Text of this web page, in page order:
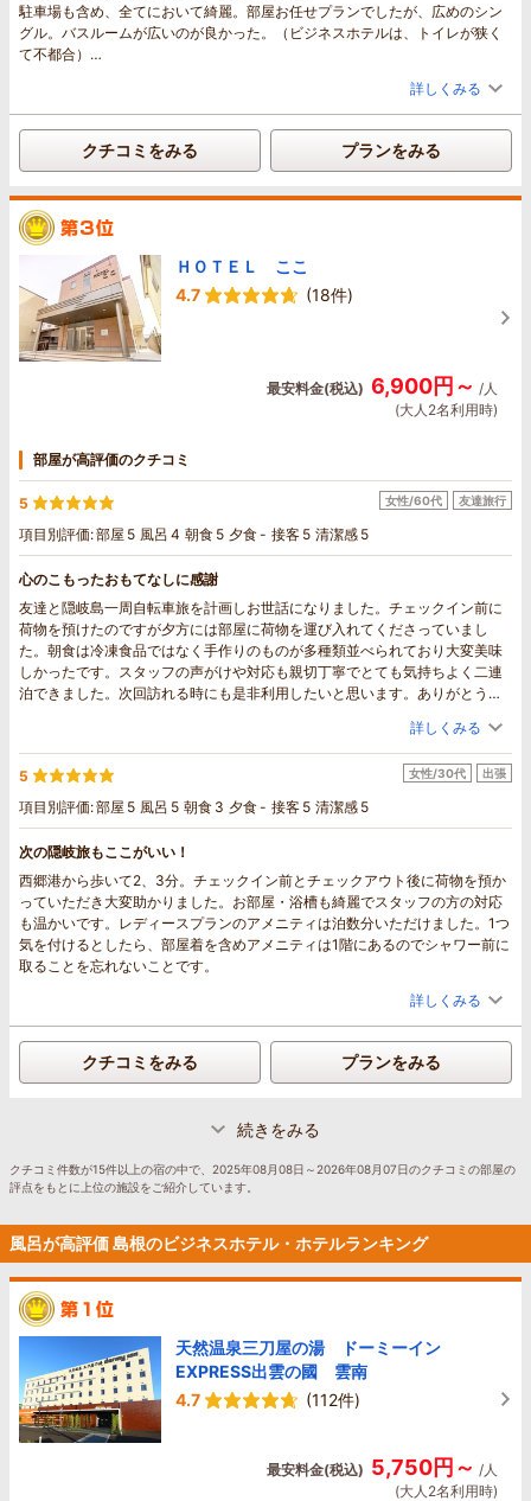
駐車場も含め、全てにおいて綺麗。部屋お任せプランでしたが、広めのシン
グル。バスルームが広いのが良かった。（ビジネスホテルは、トイレが狭く
て不都合）
のいくものでした。この料金でこの内容は文句無しです。フロントスタッフ
（若い男性でした）の対応もテキパキと良かったです。
詳しくみる
クチコミをみる プランをみる
ＨＯＴＥＬ ここ
4.7
(18件)
最安料金(税込) 6,900円～ /人
(大人2名利用時)
部屋が高評価のクチコミ
5
項目別評価:部屋 5 風呂 4 朝食 5 夕食- 接客 5 清潔感 5
女性/60代 友達旅行
心のこもったおもてなしに感謝
友達と隠岐島一周自転車旅を計画しお世話になりました。チェックイン前に
荷物を預けたのですが夕方には部屋に荷物を運び入れてくださっていまし
た。朝食は冷凍食品ではなく手作りのものが多種類並べられており大変美味
しかったです。スタッフの声がけや対応も親切丁寧でとても気持ちよく二連
泊できました。次回訪れる時にも是非利用したいと思います。ありがとうご
詳しくみる
5
項目別評価:部屋 5 風呂 5 朝食 3 夕食- 接客 5 清潔感 5
女性/30代 出張
次の隠岐旅もここがいい！
西郷港から歩いて2、3分。チェックイン前とチェックアウト後に荷物を預か
っていただき大変助かりました。お部屋・浴槽も綺麗でスタッフの方の対応
も温かいです。レディースプランのアメニティは泊数分いただけました。1つ
気を付けるとしたら、部屋着を含めアメニティは1階にあるのでシャワー前に
取ることを忘れないことです。
詳しくみる
クチコミをみる プランをみる
続きをみる
クチコミ件数が15件以上の宿の中で、2025年08月08日～2026年08月07日のクチコミの部屋の
評点をもとに上位の施設をご紹介しています。
風呂が高評価 島根のビジネスホテル・ホテルランキング
天然温泉三刀屋の湯 ドーミーイン
EXPRESS出雲の國 雲南
4.7
(112件)
最安料金(税込) 5,750円～ /人
(大人2名利用時)